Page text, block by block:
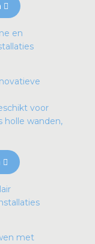
voor
holle wanden,
met